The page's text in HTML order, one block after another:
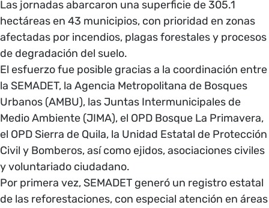
Las jornadas abarcaron una superficie de 305.1
hectáreas en 43 municipios, con prioridad en zonas
afectadas por incendios, plagas forestales y procesos
de degradación del suelo.
El esfuerzo fue posible gracias a la coordinación entre
la SEMADET, la Agencia Metropolitana de Bosques
Urbanos (AMBU), las Juntas Intermunicipales de
Medio Ambiente (JIMA), el OPD Bosque La Primavera,
el OPD Sierra de Quila, la Unidad Estatal de Protección
Civil y Bomberos, así como ejidos, asociaciones civiles
y voluntariado ciudadano.
Por primera vez, SEMADET generó un registro estatal
de las reforestaciones, con especial atención en áreas